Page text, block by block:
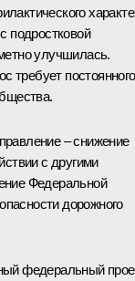
подростковой
улучшилась.
требует постоянного
– снижение
с другими
Федеральной
дорожного
федеральный